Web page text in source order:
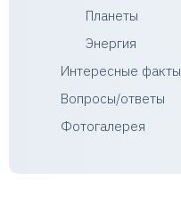
Планеты
Энергия
Интересные факты
Вопросы/ответы
Фотогалерея